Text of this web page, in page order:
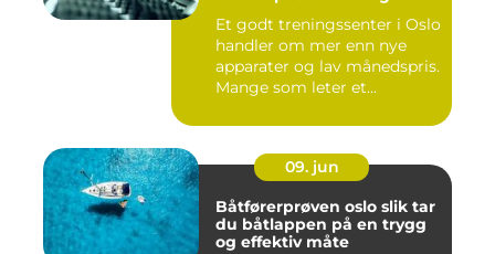
Et godt treningssenter i Oslo
handler om mer enn nye
apparater og lav månedspris.
Mange som leter et...
09. jun
Båtførerprøven oslo slik tar
du båtlappen på en trygg
og effektiv måte